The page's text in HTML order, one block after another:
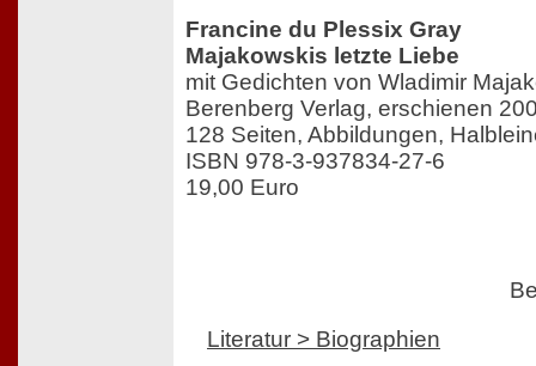
Francine du Plessix Gray
Majakowskis letzte Liebe
mit Gedichten von Wladimir
Berenberg Verlag, erschienen
128 Seiten, Abbildungen,
ISBN 978-3-937834-27-6
19,00 Euro
Literatur > Biographien